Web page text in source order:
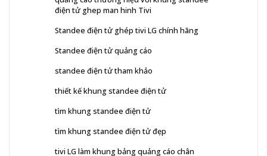
điện tử ghep man hinh Tivi
Standee điện tử ghép tivi LG chính hãng
Standee điện tử quảng cáo
standee điện tử tham khảo
thiết kế khung standee điện tử
tìm khung standee điện tử
tìm khung standee điện tử đẹp
tivi LG làm khung bảng quảng cáo chân